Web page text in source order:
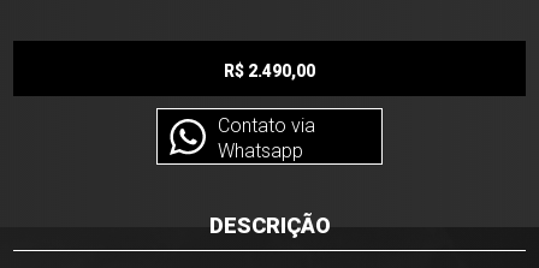
R$ 2.490,00
Contato via
Whatsapp
DESCRIÇÃO